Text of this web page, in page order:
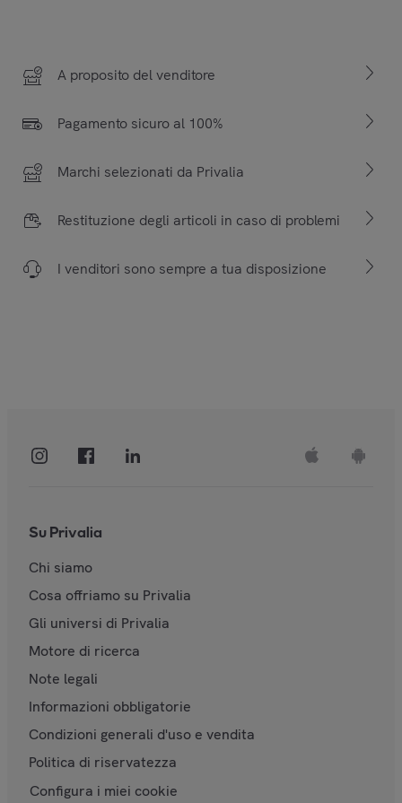
A proposito del venditore
Pagamento sicuro al 100%
Marchi selezionati da Privalia
Restituzione degli articoli in caso di problemi
I venditori sono sempre a tua disposizione
Su Privalia
Chi siamo
Cosa offriamo su Privalia
Gli universi di Privalia
Motore di ricerca
Note legali
Informazioni obbligatorie
Condizioni generali d'uso e vendita
Politica di riservatezza
Configura i miei cookie